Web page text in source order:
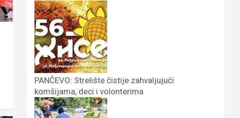
PANČEVO: Strelište čistije zahvaljujući
komšijama, deci i volonterima